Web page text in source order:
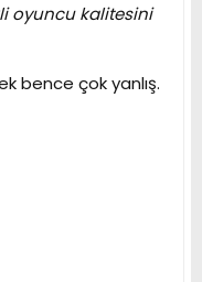
oyuncu kalitesini
bence çok yanlış.